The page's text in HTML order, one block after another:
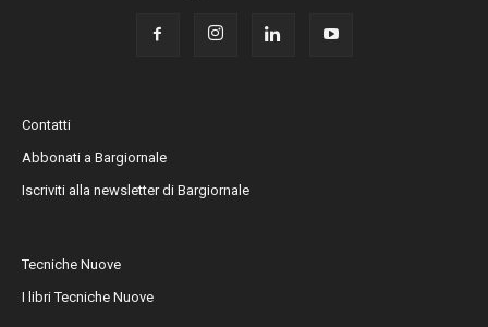
Contatti
Abbonati a Bargiornale
Iscriviti alla newsletter di Bargiornale
Tecniche Nuove
I libri Tecniche Nuove